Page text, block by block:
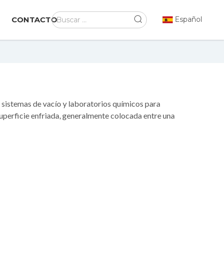
CONTACTO Español
de vacío y laboratorios químicos para
enfriada, generalmente colocada entre una